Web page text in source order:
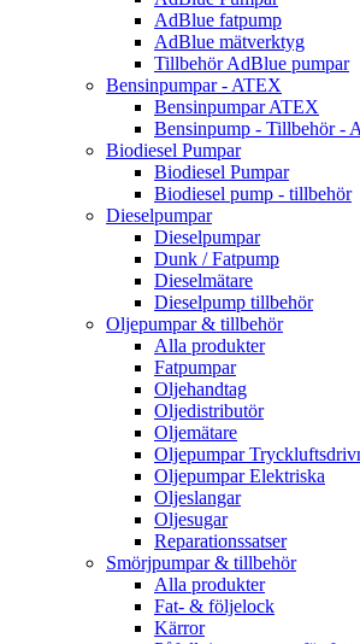
AdBlue fatpump
AdBlue mätverktyg
Tillbehör AdBlue pumpar
Bensinpumpar - ATEX
Bensinpumpar ATEX
Bensinpump - Tillbehör -
Biodiesel Pumpar
Biodiesel Pumpar
Biodiesel pump - tillbehör
Dieselpumpar
Dieselpumpar
Dunk / Fatpump
Dieselmätare
Dieselpump tillbehör
Oljepumpar & tillbehör
Alla produkter
Fatpumpar
Oljehandtag
Oljedistributör
Oljemätare
Oljepumpar
Oljepumpar Elektriska
Oljeslangar
Oljesugar
Reparationssatser
Smörjpumpar & tillbehör
Alla produkter
Fat- & följelock
Kärror